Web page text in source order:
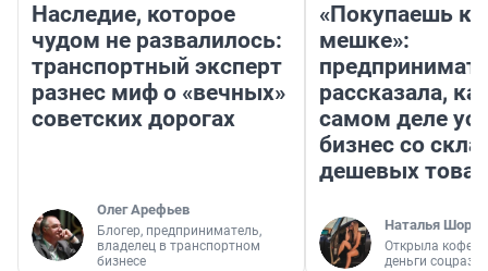
Наследие, которое
чудом не развалилось:
транспортный эксперт
разнес миф о «вечных»
советских дорогах
Олег Арефьев
Блогер, предприниматель,
владелец в транспортном
бизнесе
«Покупаешь
мешке»:
рассказала,
самом деле
бизнес со
дешевых
Наталья
Открыла
деньги